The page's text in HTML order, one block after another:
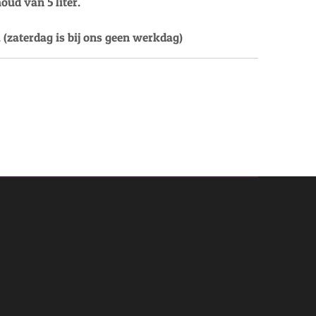
is bij ons geen werkdag)